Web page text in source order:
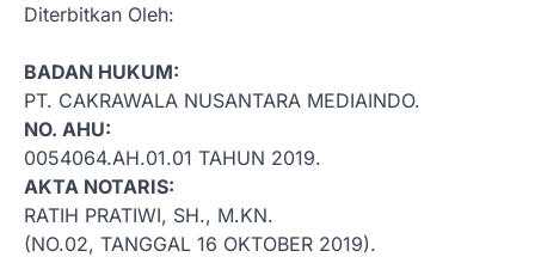
Diterbitkan Oleh:
BADAN HUKUM:
PT. CAKRAWALA NUSANTARA MEDIAINDO.
NO. AHU:
0054064.AH.01.01 TAHUN 2019.
AKTA NOTARIS:
RATIH PRATIWI, SH., M.KN.
(NO.02, TANGGAL 16 OKTOBER 2019).